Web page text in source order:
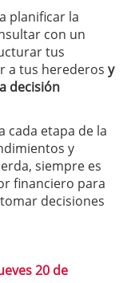
planificar la
con un
tus
a tus herederos y
decisión
cada etapa de la
y
siempre es
financiero para
decisiones
20 de